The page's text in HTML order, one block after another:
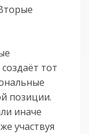
тот
позиции.
иначе
участвуя